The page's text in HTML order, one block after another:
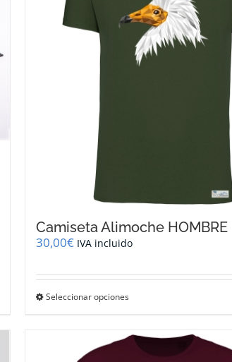
pueden
elegir
en
la
página
Camiseta Alimoche HOMBRE
30,00€ IVA incluido
Seleccionar opciones
múltiples
variantes.